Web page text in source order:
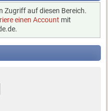
Zugriff auf diesen Bereich.
einen Account mit